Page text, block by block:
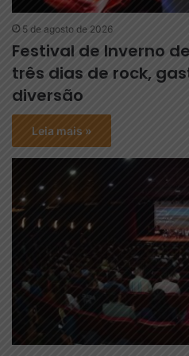
5 de agosto de 2026
Festival de Inverno
três dias de rock,
diversão
Leia mais »